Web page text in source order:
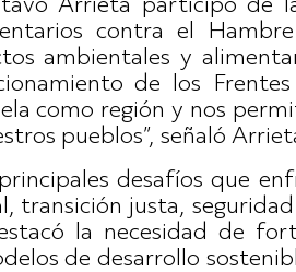
Arrieta participó de
contra el
ambientales y
de los
como región y nos
pueblos”, señaló
desafíos que
transición justa,
la necesidad de
de desarrollo